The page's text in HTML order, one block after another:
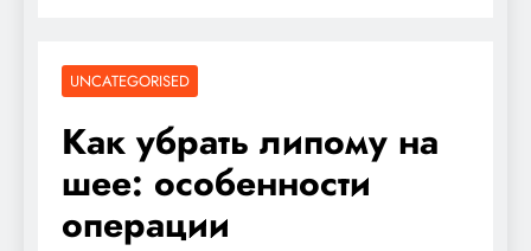
UNCATEGORISED
Как убрать липому на
шее: особенности
операции